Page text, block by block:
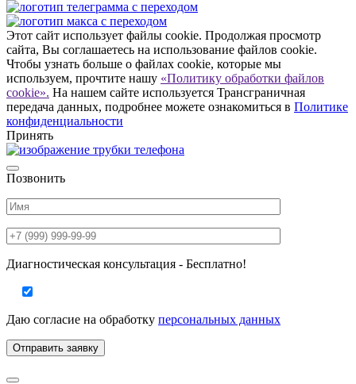
Этот сайт использует файлы cookie. Продолжая просмотр
сайта, Вы соглашаетесь на использование файлов cookie.
Чтобы узнать больше о файлах cookie, которые мы
используем, прочтите нашу «Политику обработки файлов
cookie». На нашем сайте используется Трансграничная
передача данных, подробнее можете ознакомиться в Политике
конфиденциальности
Принять
Позвонить
Диагностическая консультация - Бесплатно!
Даю согласие на обработку персональных данных